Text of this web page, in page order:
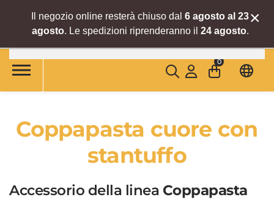
Skip to main content
0
Coppapasta cuore con
stantuffo
Accessorio della linea Coppapasta
×
Il negozio online resterà chiuso dal 6 agosto al 23
agosto. Le spedizioni riprenderanno il 24 agosto.